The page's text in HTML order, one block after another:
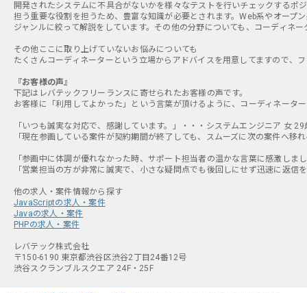
開発されたシステムに不具合がないかを様々なテストを行いチェックする
担う重要な役割を担うため、豊富な知識が必要とされます。Web系やオープ
ジャンルに絞って解説をしています。その他の分野についても、コーディネ
その他ここに取り上げていないお悩みについても
たくさんコーディネーターという立場からアドバイスを用意してますので、
『お客様の声』
下記はレバテックフリーランスに寄せられたお客様の声です。
お客様に「利用してよかった」という言葉が頂けるように、コーディネータ
「いつも誠実な対応で、感謝しています。」・・・システムエンジニア 女 29
「現在参画している案件が契約期間が終了しても、スムーズに次の案件へ
「参画中に体調が優れなかった時、サポート担当者の温かな言葉に感激しま
「営業担当の方が非常に誠実で、小さな疑問点でも後回しにせず迅速に返
JavaScriptの求人・案件
Javaの求人・案件
PHPの求人・案件
レバテック株式会社
〒150-6190 東京都渋谷区渋谷2丁目24番12号
渋谷スクランブルスクエア 24F・25F